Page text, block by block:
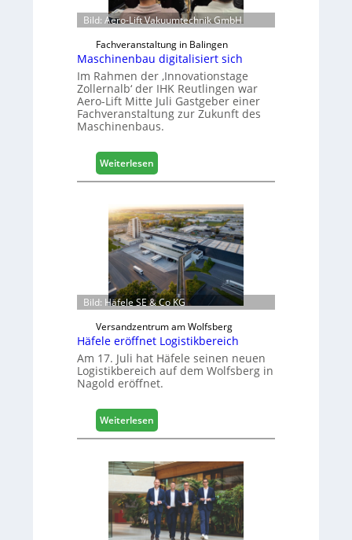
Bild: Aero-Lift Vakuumtechnik GmbH
Fachveranstaltung in Balingen
Maschinenbau digitalisiert sich
Im Rahmen der ‚Innovationstage
Zollernalb‘ der IHK Reutlingen war
Aero-Lift Mitte Juli Gastgeber einer
Fachveranstaltung zur Zukunft des
Maschinenbaus.
Weiterlesen
M
s
c
h
i
n
e
n
b
a
u
d
i
g
a
i
s
i
e
r
t
Bild: Häfele SE & Co KG
Versandzentrum am Wolfsberg
Häfele eröffnet Logistikbereich
Am 17. Juli hat Häfele seinen neuen
Logistikbereich auf dem Wolfsberg in
Nagold eröffnet.
Weiterlesen
H
f
e
l
e
e